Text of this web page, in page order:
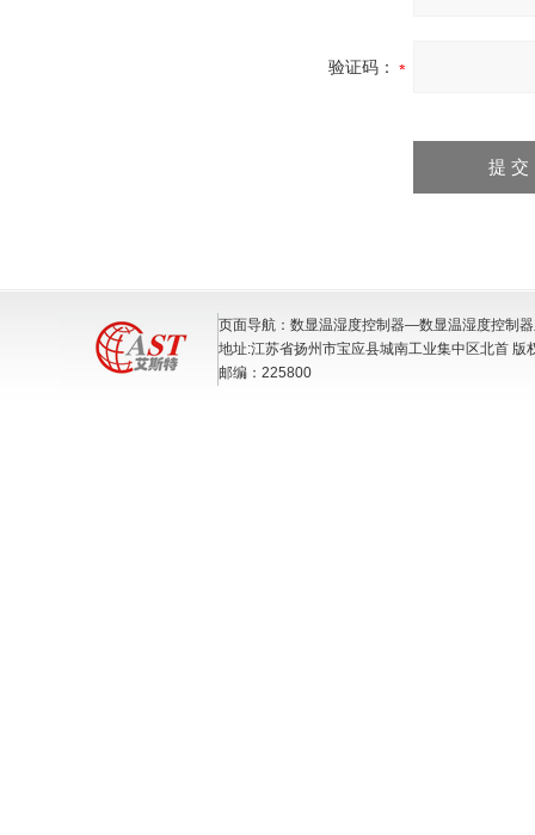
验证码：
页面导航：数显温湿度控制器—数显温湿度控制
地址:江苏省扬州市宝应县城南工业集中区北首 版
邮编：225800